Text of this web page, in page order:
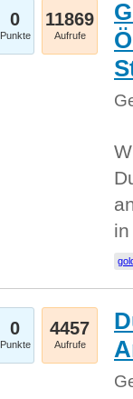
0
Punkte
11869
Aufrufe
0
Punkte
4457
Aufrufe